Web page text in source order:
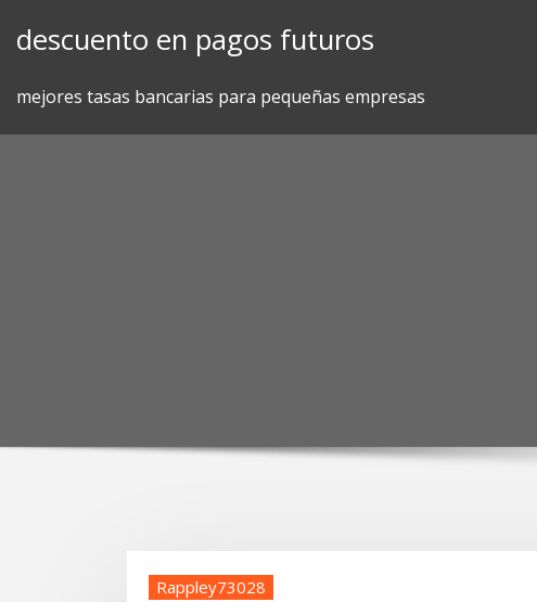
descuento en pagos futuros
mejores tasas bancarias para pequeñas empresas
Rappley73028